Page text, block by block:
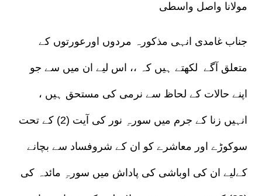
مولانا واصل واسطی
جناب غامدی انہی مذکورہ مردوں اورعورتوں کے
متعلق آگے لکھتے ہیں کہ ،، اس لیے ان میں سے جو
اپنے حالات کے لحاظ سے نرمی کی مستحق ہیں ،
انہیں زنا کے جرم میں سورہِ نور کی آیت (2) کے تحت
سوکوڑے اور معاشرے کو ان کے شروفساد سے بچانے
کےلیے ان کی اوباشی کی پاداش میں سورہِ مائدہ کی